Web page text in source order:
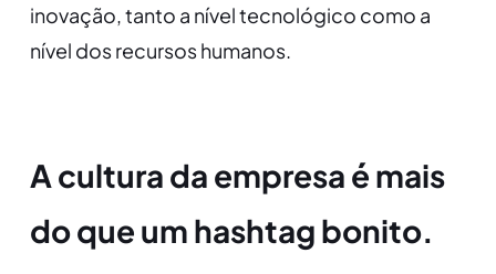
inovação, tanto a nível tecnológico como a
nível dos recursos humanos.
A cultura da empresa é mais
do que um hashtag bonito.